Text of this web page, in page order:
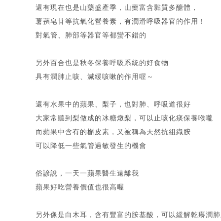
還有現在也是山藥盛產季，山藥富含黏質多醣體，
薯蕷皂苷等抗氧化營養素，有潤滑呼吸器官的作用！
對氣管、肺部等器官等都蠻不錯的
另外百合也是秋冬保養呼吸系統的好食物
具有潤肺止咳、減緩咳嗽的作用喔～
還有水果中的蘋果、梨子，也對肺、呼吸道很好
大家常聽到梨做成的冰糖燉梨，可以止咳化痰保養喉嚨
而蘋果中含有的槲皮素，又被稱為天然抗組織胺
可以降低一些氣管過敏發生的機會
俗諺說，一天一蘋果醫生遠離我
蘋果好吃營養價值也很高喔
另外像是白木耳，含有豐富的胺基酸，可以緩解乾癢潤